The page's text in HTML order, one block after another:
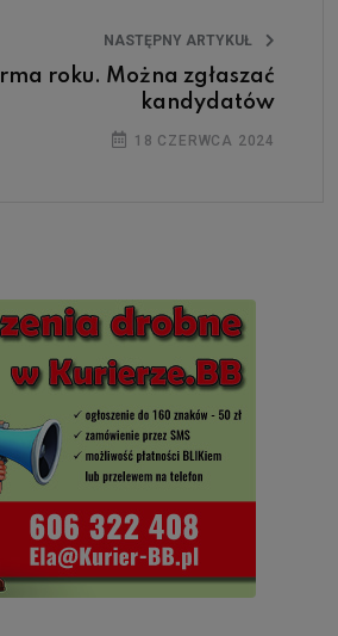
NASTĘPNY ARTYKUŁ
roku. Można zgłaszać
kandydatów
18 CZERWCA 2024